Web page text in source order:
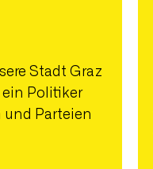
Stadt Graz
ein Politiker
Parteien